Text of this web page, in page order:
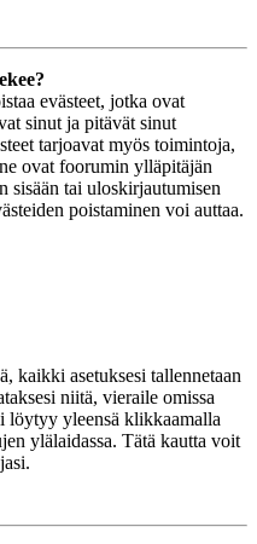
evästeet, jotka ovat
sinut ja pitävät sinut
tarjoavat myös toimintoja,
ovat foorumin ylläpitäjän
sisään tai uloskirjautumisen
poistaminen voi auttaa.
kaikki asetuksesi tallennetaan
niitä, vieraile omissa
löytyy yleensä klikkaamalla
ylälaidassa. Tätä kautta voit